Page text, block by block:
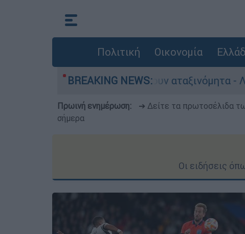
Πολιτική Οικονομία
BREAKING NEWS:
παραμένουν αταξινόμητα - Λύση αναζητά το
Πρωινή ενημέρωση: ➔ Δείτε τα πρωτοσέλιδα
σήμερα
Οι ειδήσεις